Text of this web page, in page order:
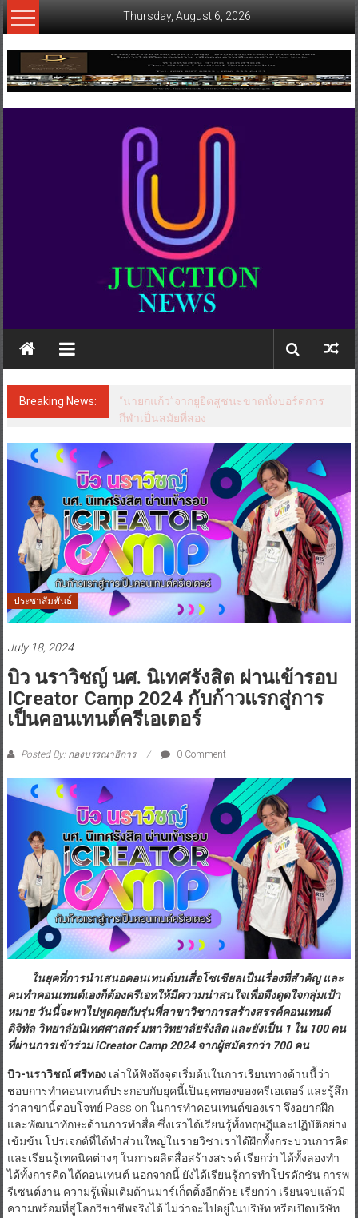
Skip
to
Thursday, August 6, 2026
www.ujunctionnews.com
เว็บ
ข่าว
Breaking News:
SCGP ผนึกกำลัง Rockworth ขับเคลื่อนกรีน
ดีไซน์ร่วมพัฒนาโซลูชันบรรจุภัณฑ์และ
ธุรกิจและตอบโจทย์ไลฟ์สไตล์ผู้บริโภค
July 18, 2024
บิว นราวิชญ์ นศ. นิเทศรังสิต ผ่านเข้ารอบ
ICreator Camp 2024 กับก้าวแรกสู่การ
เป็นคอนเทนต์ครีเอเตอร์
Posted By: กองบรรณาธิการ 0 Comment
ในยุคที่การนำเสนอคอนเทนต์บนสื่อโซเชียลเป็นเรื่องที่สำคัญ และ
คนทำคอนเทนต์เองก็ต้องครีเอทให้มีความน่าสนใจเพื่อดึงดูดใจกลุ่มเป้า
หมาย วันนี้จะพาไปพูดคุยกับรุ่นพี่สาขาวิชาการสร้างสรรค์คอนเทนต์
ที่ผ่านการเข้าร่วมiCreator Camp 2024 จากผู้สมัครกว่า 700 คน
บิว-นราวิชณ์ ศรีทอง เล่าให้ฟังถึงจุดเริ่มต้นในการเรียนทางด้านนี้ว่า
ชอบการทำคอนเทนต์ประกอบกับยุคนี้เป็นยุคทองของครีเอเตอร์ และรู้สึก
ว่าสาขานี้ตอบโจทย์ Passion ในการทำคอนเทนต์ของเรา จึงอยากฝึก
และพัฒนาทักษะด้านการทำสื่อ ซึ่งเราได้เรียนรู้ทั้งทฤษฎีและปฏิบัติอย่าง
เข้มข้น โปรเจกต์ที่ได้ทำส่วนใหญ่ในรายวิชาเราได้ฝึกทั้งกระบวนการคิด
และเรียนรู้เทคนิคต่างๆ ในการผลิตสื่อสร้างสรรค์ เรียกว่า ได้ทั้งลองทำ
ได้ทั้งการคิด ได้คอนเทนต์ นอกจากนี้ ยังได้เรียนรู้การทำโปรดักชัน การพ